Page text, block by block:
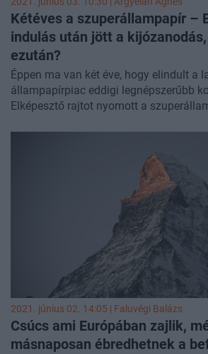
Kétéves a szuperállampapír –
indulás után jött a
ezután?
Éppen ma van két éve, hogy elindult a
állampapírpiac eddigi legnépszerűbb
Elképesztő rajtot nyomott a
azonban már elérte egyik fő célját, a
gyakorlatilag telítődött a
jutottunk el idáig és milyen jövő elé néz
legnépszerűbb magyar megtakarítási
2021. június 02. 14:05 | Faluvégi Balázs
Csúcs ami Európában zajlik,
másnaposan ébredhetnek a